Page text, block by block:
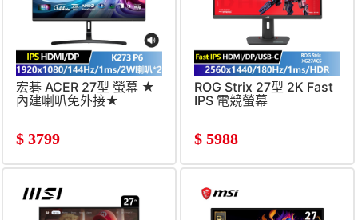
宏碁 ACER 27型 螢幕 ★
內建喇叭免外接★
$ 3799
ROG Strix 27型 2K Fast
IPS 電競螢幕
$ 5988